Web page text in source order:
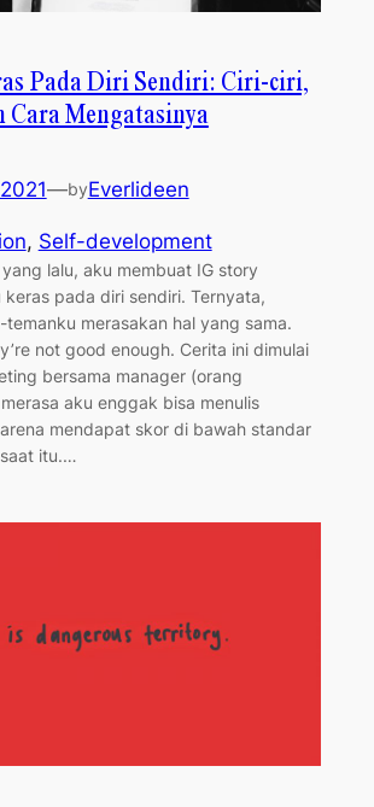
Pada Diri Sendiri: Ciri-ciri,
Cara Mengatasinya
—byEverlideen
, Self-development
lalu, aku membuat IG story
pada diri sendiri. Ternyata,
merasakan hal yang sama.
not good enough. Cerita ini dimulai
bersama manager (orang
aku enggak bisa menulis
mendapat skor di bawah standar
itu.…